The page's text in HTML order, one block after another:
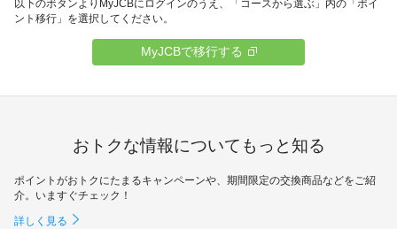
以下のボタンよりMyJCBにログインのうえ、「コースから選ぶ」内の「ポイ
ント移行」を選択してください。
MyJCBで移行する
おトクな情報についてもっと知る
ポイントがおトクにたまるキャンペーンや、期間限定の交換商品などをご紹
介。いますぐチェック！
詳しく見る